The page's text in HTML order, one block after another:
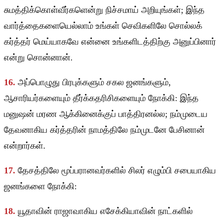
சுமத்திக்கொள்வீர்களென்று நிச்சமாய் அறியுங்கள்; இந்த
வார்த்தைகளையெல்லாம் உங்கள் செவிகளிலே சொல்லக்
கர்த்தர் மெய்யாகவே என்னை உங்களிடத்திற்கு அனுப்பினார்
என்று சொன்னான்.
16. அப்பொழுது பிரபுக்களும் சகல ஜனங்களும்,
ஆசாரியர்களையும் தீர்க்கதரிசிகளையும் நோக்கி: இந்த
மனுஷன் மரண ஆக்கினைக்குப் பாத்திரனல்ல; நம்முடைய
தேவனாகிய கர்த்தரின் நாமத்திலே நம்முடனே பேசினான்
என்றார்கள்.
17. தேசத்திலே மூப்பரானவர்களில் சிலர் எழும்பி சபையாகிய
ஜனங்களை நோக்கி:
18. யூதாவின் ராஜாவாகிய எசேக்கியாவின் நாட்களில்